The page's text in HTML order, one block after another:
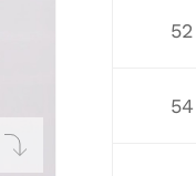
52
54